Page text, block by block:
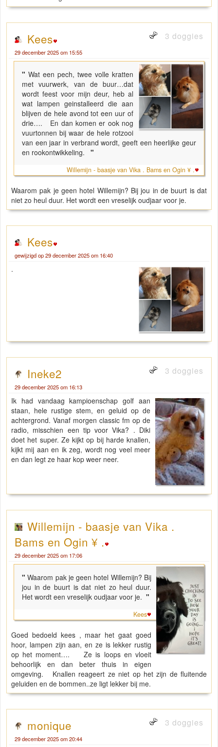
Kees 3 doggies
29 december 2025 om 15:55
"Wat een pech, twee volle kratten
met vuurwerk, van de buur…dat
wordt feest voor mijn deur, heb al
wat lampen geinstalleerd die aan
blijven de hele avond tot een uur of
drie…. En dan komen er ook nog
vuurtonnen bij waar de hele rotzooi
van een jaar in verbrand wordt, geeft een heerlijke geur
en rookontwikkeling.
"
Willemijn - baasje van Vika . Bams en Ogin ¥ .
Waarom pak je geen hotel Willemijn? Bij jou in de buurt is dat
niet zo heul duur. Het wordt een vreselijk oudjaar voor je.
Kees
gewijzigd op 29 december 2025 om 16:40
.
Ineke2 3 doggies
29 december 2025 om 16:13
Ik had vandaag kampioenschap golf aan
staan, hele rustige stem, en geluid op de
achtergrond. Vanaf morgen classic fm op de
radio, misschien een tip voor Vika? . Diki
doet het super. Ze kijkt op bij harde knallen,
kijkt mij aan en ik zeg, wordt nog veel meer
en dan legt ze haar kop weer neer.
Willemijn - baasje van Vika .
Bams en Ogin ¥ .
29 december 2025 om 17:06
"Waarom pak je geen hotel Willemijn? Bij
jou in de buurt is dat niet zo heul duur.
Het wordt een vreselijk oudjaar voor je. "
Kees
Goed bedoeld kees , maar het gaat goed
hoor, lampen zijn aan, en ze is lekker rustig
op het moment…. Ze is loops en vloeit
behoorlijk en dan beter thuis in eigen
omgeving. Knallen reageert ze niet op het zijn de fluitende
geluiden en de bommen..ze ligt lekker bij me.
monique 3 doggies
29 december 2025 om 20:44